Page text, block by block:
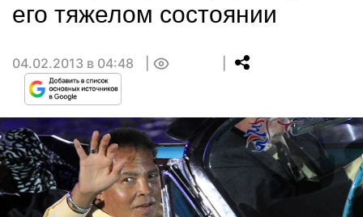
его тяжелом состоянии
04.02.2013 в 04:48